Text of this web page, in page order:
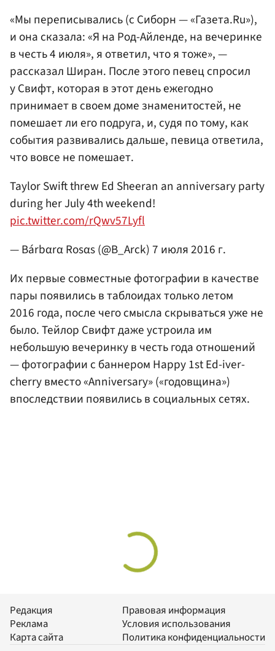
«Мы переписывались (с Сиборн — «Газета.Ru»),
и она сказала: «Я на Род-Айленде, на вечеринке
в честь 4 июля», я ответил, что я тоже», —
рассказал Ширан. После этого певец спросил
у Свифт, которая в этот день ежегодно
принимает в своем доме знаменитостей, не
помешает ли его подруга, и, судя по тому, как
события развивались дальше, певица ответила,
что вовсе не помешает.
Taylor Swift threw Ed Sheeran an anniversary party
during her July 4th weekend!
pic.twitter.com/rQwv57Lyfl
— Bárbαrα Rosαs (@B_Arck)7 июля 2016 г.
Их первые совместные фотографии в качестве
пары появились в таблоидах только летом
2016 года, после чего смысла скрываться уже не
было. Тейлор Свифт даже устроила им
небольшую вечеринку в честь года отношений
— фотографии с баннером Happy 1st Ed-iver-
cherry вместо «Anniversary» («годовщина»)
впоследствии появились в социальных сетях.
Редакция
Реклама
Карта сайта
Правовая информация
Условия использования
Политика конфиденциальности